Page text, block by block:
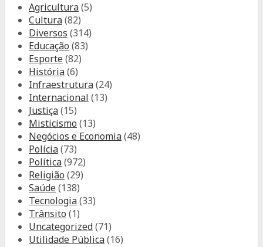
Agricultura(5)
Cultura(82)
Diversos (314)
Educação (83)
Esporte(82)
História(6)
Infraestrutura(24)
Internacional (13)
Justiça(15)
Misticismo (13)
Negócios e Economia(48)
Polícia(73)
Política(972)
Religião (29)
Saúde(138)
Tecnologia(33)
Trânsito (1)
Uncategorized(71)
Utilidade Pública(16)